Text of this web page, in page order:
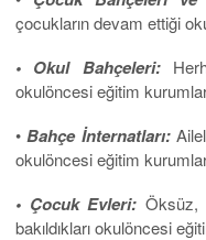
çocukların devam ettiği
• Okul Bahçeleri:
okulöncesi eğitim
• Bahçe İnternatları:
okulöncesi eğitim
• Çocuk Evleri: Öksüz,
bakıldıkları okulöncesi